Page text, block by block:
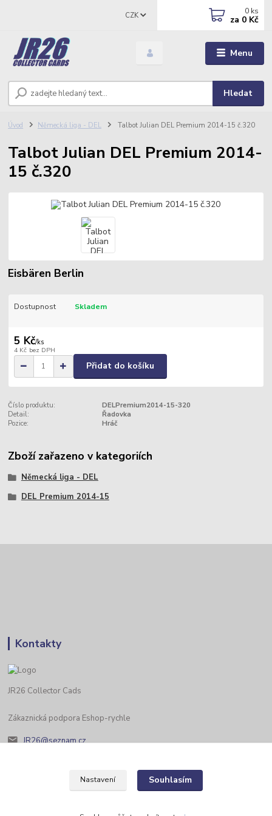
Menu
CZK
Hledat
0 ks
za 0 Kč
Úvod Německá liga - DEL Talbot Julian DEL Premium 2014-15 č.320
Talbot Julian DEL Premium 2014-
15 č.320
Eisbären Berlin
Dostupnost Skladem
5 Kč/ks
4 Kč bez DPH
Přidat do košíku
Číslo produktu:
DELPremium2014-15-320
Detail:
Řadovka
Pozice:
Hráč
Zboží zařazeno v kategoriích
Německá liga - DEL
DEL Premium 2014-15
Kontakty
JR26 Collector Cads
Zákaznická podpora Eshop-rychle
JR26@seznam.cz
Nastavení Souhlasím